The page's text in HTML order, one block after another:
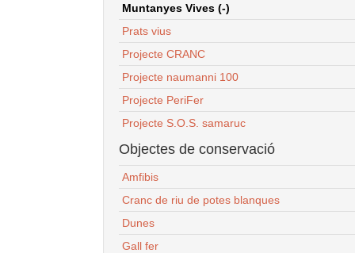
Muntanyes Vives (-)
Prats vius
Projecte CRANC
Projecte naumanni 100
Projecte PeriFer
Projecte S.O.S. samaruc
Objectes de conservació
Amfibis
Cranc de riu de potes blanques
Dunes
Gall fer